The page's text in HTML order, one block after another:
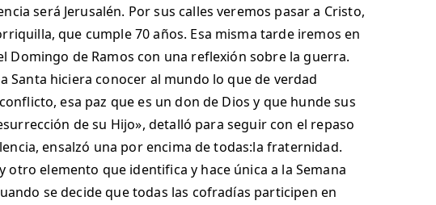
será Jerusalén. Por sus calles veremos pasar a Cristo,
que cumple 70 años. Esa misma tarde iremos en
de Ramos con una reflexión sobre la guerra.
Santa hiciera conocer al mundo lo que de verdad
esa paz que es un don de Dios y que hunde sus
de su Hijo», detalló para seguir con el repaso
ensalzó una por encima de todas:la fraternidad.
elemento que identifica y hace única a la Semana
se decide que todas las cofradías participen en